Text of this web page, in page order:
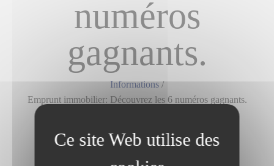
numéros
gagnants.
Informations/
Emprunt immobilier: Découvrez les 6 numéros gagnants.